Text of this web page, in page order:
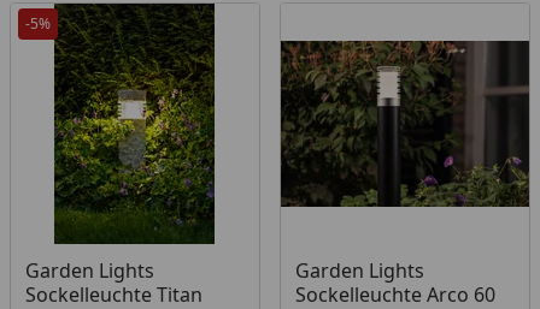
-5%
Garden Lights
Sockelleuchte Titan
Garden Lights
Sockelleuchte Arco 60